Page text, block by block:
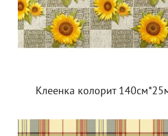
Клеенка колорит